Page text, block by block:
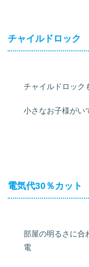
チャイルドロック
チャイルドロック
小さなお子様がい
電気代30％カット
部屋の明るさに合
電